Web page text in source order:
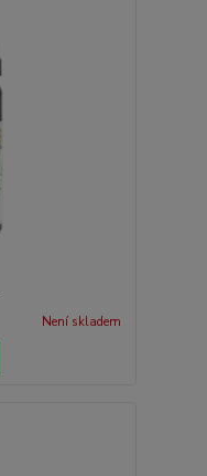
Není skladem